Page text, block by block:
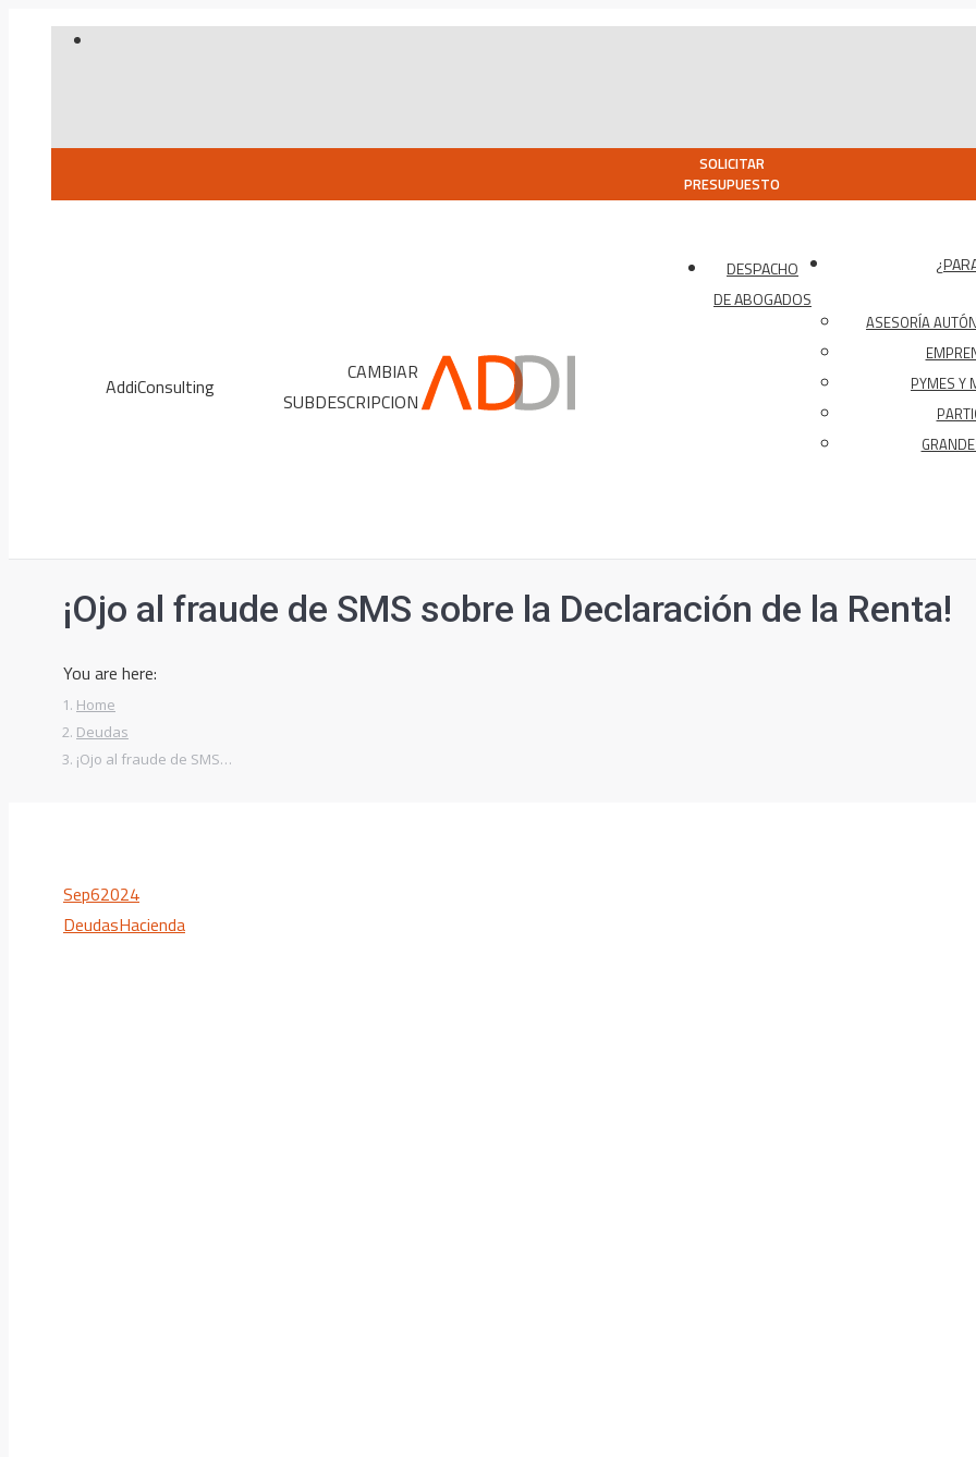
SOLICITAR
PRESUPUESTO
AddiConsulting
CAMBIAR
SUBDESCRIPCION
DESPACHO
DE ABOGADOS
ASESORÍA
PYMES Y
¡Ojo al fraude de SMS sobre la Declaración de la Renta!
You are here:
Home
Deudas
¡Ojo al fraude de SMS…
Sep62024
DeudasHacienda